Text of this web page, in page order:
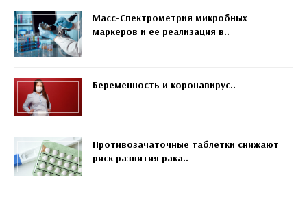
Масс-Спектрометрия микробных
маркеров и ее реализация в..
Беременность и коронавирус..
Противозачаточные таблетки снижают
риск развития рака..